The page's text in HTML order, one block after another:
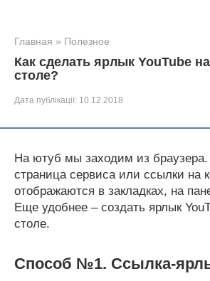
Главная » Полезное
Как сделать ярлык YouTube
столе?
Дата публікації: 10.12.2018
На ютуб мы заходим из браузера.
страница сервиса или ссылки на
отображаются в закладках, на
Еще удобнее – создать ярлык
столе.
Способ №1. Ссылка-